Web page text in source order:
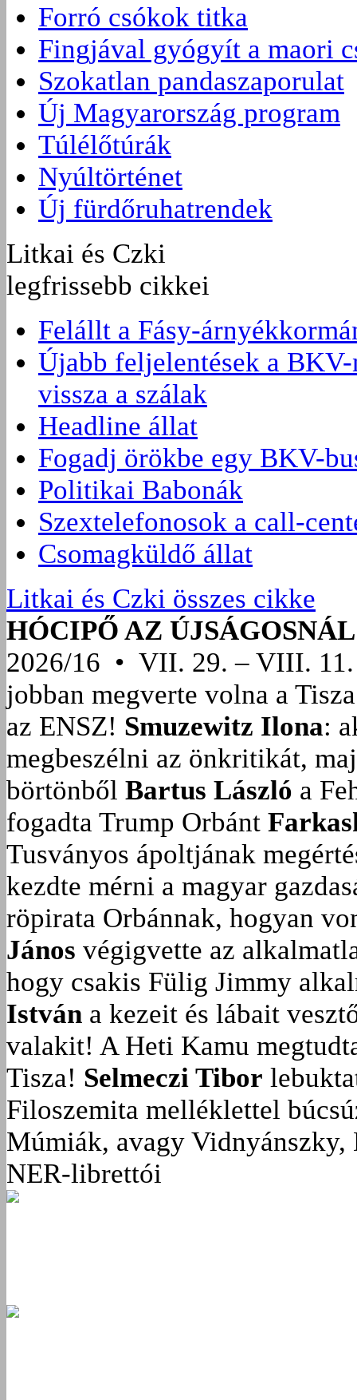
Forró csókok titka
Fingjával gyógyít a maori
Szokatlan pandaszaporulat
Új Magyarország program
Túlélőtúrák
Nyúltörténet
Új fürdőruhatrendek
Litkai és Czki
legfrissebb cikkei
Felállt a Fásy-
Újabb feljelentések a
vissza a szálak
Headline állat
Fogadj örökbe egy BKV-
Politikai Babonák
Szextelefonosok a call-
Csomagküldő állat
Litkai és Czki összes cikke
HÓCIPŐ AZ ÚJSÁGOSNÁL
2026/16 • VII. 29. – VIII. 11.
jobban megverte volna a
az ENSZ! Smuzewitz Ilona:
megbeszélni az önkritikát,
börtönből Bartus László a
fogadta Trump Orbánt
Tusványos ápoltjának
kezdte mérni a magyar
röpirata Orbánnak, hogyan
János végigvette az
hogy csakis Fülig Jimmy
István a kezeit és lábait
valakit! A Heti Kamu
Tisza! Selmeczi Tibor
Filoszemita melléklettel
Múmiák, avagy Vidnyánszky,
NER-librettói